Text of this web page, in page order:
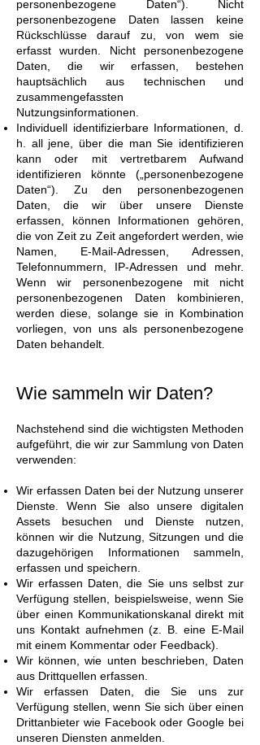
personenbezogene Daten“). Nicht
personenbezogene Daten lassen keine
Rückschlüsse darauf zu, von wem sie
erfasst wurden. Nicht personenbezogene
Daten, die wir erfassen, bestehen
hauptsächlich aus technischen und
zusammengefassten
Nutzungsinformationen.
Individuell identifizierbare Informationen, d.
h. all jene, über die man Sie identifizieren
kann oder mit vertretbarem Aufwand
identifizieren könnte („personenbezogene
Daten“). Zu den personenbezogenen
Daten, die wir über unsere Dienste
erfassen, können Informationen gehören,
die von Zeit zu Zeit angefordert werden, wie
Namen, E-Mail-Adressen, Adressen,
Telefonnummern, IP-Adressen und mehr.
Wenn wir personenbezogene mit nicht
personenbezogenen Daten kombinieren,
werden diese, solange sie in Kombination
vorliegen, von uns als personenbezogene
Daten behandelt.
Wie sammeln wir Daten?
Nachstehend sind die wichtigsten Methoden
aufgeführt, die wir zur Sammlung von Daten
verwenden:
Wir erfassen Daten bei der Nutzung unserer
Dienste. Wenn Sie also unsere digitalen
Assets besuchen und Dienste nutzen,
können wir die Nutzung, Sitzungen und die
dazugehörigen Informationen sammeln,
erfassen und speichern.
Wir erfassen Daten, die Sie uns selbst zur
Verfügung stellen, beispielsweise, wenn Sie
über einen Kommunikationskanal direkt mit
uns Kontakt aufnehmen (z. B. eine E-Mail
mit einem Kommentar oder Feedback).
Wir können, wie unten beschrieben, Daten
aus Drittquellen erfassen.
Wir erfassen Daten, die Sie uns zur
Verfügung stellen, wenn Sie sich über einen
Drittanbieter wie Facebook oder Google bei
unseren Diensten anmelden.